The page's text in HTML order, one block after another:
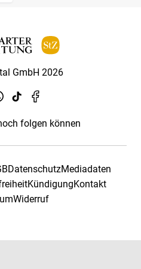
GmbH 2026
folgen können
DatenschutzMediadaten
KündigungKontakt
Widerruf